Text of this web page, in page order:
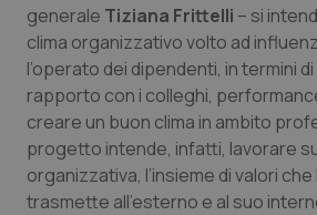
Campania
Emilia-Romagna
Friuli Venezia Giulia
Lazio
Car-T
Colesterolo &
Dermatite Atopica
Diabete & glucometri
generale Tiziana Frittelli – si
clima organizzativo volto ad
l’operato dei dipendenti, in termini
rapporto con i colleghi,
creare un buon clima in ambito
progetto intende, infatti, lavorare
organizzativa, l’insieme di valori che
trasmette all’esterno e al suo